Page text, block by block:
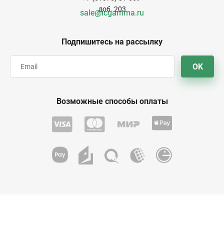
Подпишитесь на рассылку
OK
доб. 203
sale@icgamma.ru
Возможные способы оплаты